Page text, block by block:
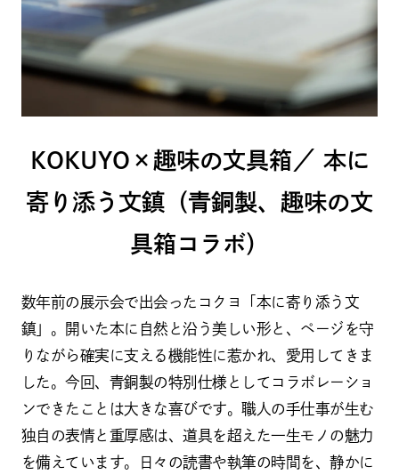
KOKUYO×趣味の文具箱／ 本に
寄り添う文鎮（青銅製、趣味の文
具箱コラボ）
数年前の展示会で出会ったコクヨ「本に寄り添う文
鎮」。開いた本に自然と沿う美しい形と、ページを守
りながら確実に支える機能性に惹かれ、愛用してきま
した。今回、青銅製の特別仕様としてコラボレーショ
ンできたことは大きな喜びです。職人の手仕事が生む
独自の表情と重厚感は、道具を超えた一生モノの魅力
を備えています。日々の読書や執筆の時間を、静かに